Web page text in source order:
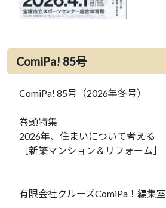
ComiPa! 85号
ComiPa! 85号（2026年冬号）
巻頭特集
2026年、住まいについて考える
［新築マンション＆リフォーム］
有限会社クルーズComiPa！編集室